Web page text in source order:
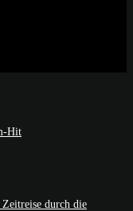
Hit
durch die